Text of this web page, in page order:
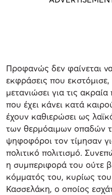
Προφανώς δεν φαίνεται να
εκφράσεις που
μετανιώσει για τις
που έχει κάνει κατά
έχουν καθιερώσει ως
των θερμόαιμων οπαδών
ψηφοφόροι τον τίμησαν
πολιτικό πολιτισμό.
η συμπεριφορά του ούτε
κόμματός του, κυρίως
Κασσελάκη, ο οποίος